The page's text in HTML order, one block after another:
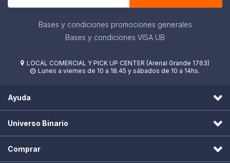
Bases y condiciones promociones generales
Bases y condiciones VISA UB
 LOCAL COMERCIAL Y PICK UP CENTER (Arenal Grande 1763)
 Lunes a viernes de 10 a 18.45 y sábados de 10 a 14hs.
Ayuda
Universo Binario
Comprar